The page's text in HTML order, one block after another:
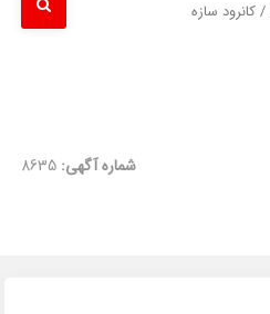
/ کانرود سازه
شماره آگهی: 8635